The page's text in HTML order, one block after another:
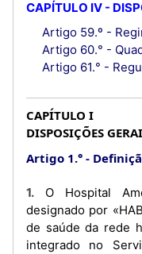
CAPÍTULO IV -
Artigo 59.º -
Artigo 60.° -
Artigo 61.° -
CAPÍTULO I
DISPOSIÇÕES
Artigo 1.°
1. O Hospital Américo Boavida, abreviadamente
designado por
de saúde da rede
integrado no